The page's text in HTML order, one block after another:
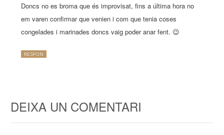
Doncs no es broma que és improvisat, fins a última hora no
em varen confirmar que venien i com que tenia coses
congelades i marinades doncs vaig poder anar fent. 😉
RESPON
DEIXA UN COMENTARI